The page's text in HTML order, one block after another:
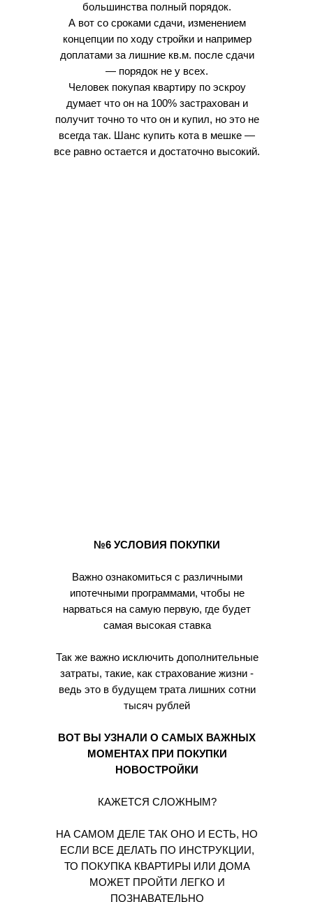
большинства полный порядок.
А вот со сроками сдачи, изменением
концепции по ходу стройки и например
доплатами за лишние кв.м. после сдачи
— порядок не у всех.
Человек покупая квартиру по эскроу
думает что он на 100% застрахован и
получит точно то что он и купил, но это не
всегда так. Шанс купить кота в мешке —
все равно остается и достаточно высокий.
№6 УСЛОВИЯ ПОКУПКИ
Важно ознакомиться с различными
ипотечными программами, чтобы не
нарваться на самую первую, где будет
самая высокая ставка
Так же важно исключить дополнительные
затраты, такие, как страхование жизни -
ведь это в будущем трата лишних сотни
тысяч рублей
ВОТ ВЫ УЗНАЛИ О САМЫХ ВАЖНЫХ
МОМЕНТАХ ПРИ ПОКУПКИ
НОВОСТРОЙКИ
КАЖЕТСЯ СЛОЖНЫМ?
НА САМОМ ДЕЛЕ ТАК ОНО И ЕСТЬ, НО
ЕСЛИ ВСЕ ДЕЛАТЬ ПО ИНСТРУКЦИИ,
ТО ПОКУПКА КВАРТИРЫ ИЛИ ДОМА
МОЖЕТ ПРОЙТИ ЛЕГКО И
ПОЗНАВАТЕЛЬНО